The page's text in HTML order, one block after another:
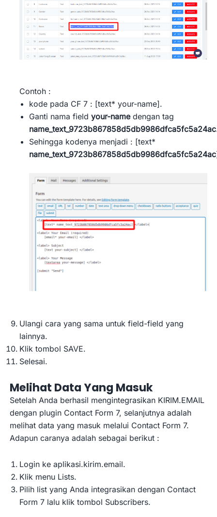
Contoh :
kode pada CF 7 : [text* your-name].
Ganti nama field your-namedengan tag
name_text_9723b867858d5db9986dfca5fc5a24ac
Sehingga kodenya menjadi : [text*
name_text_9723b867858d5db9986dfca5fc5a24ac
Ulangi cara yang sama untuk field-field yang
lainnya.
Klik tombol SAVE.
Selesai.
Melihat Data Yang Masuk
Setelah Anda berhasil mengintegrasikan KIRIM.EMAIL
dengan plugin Contact Form 7, selanjutnya adalah
melihat data yang masuk melalui Contact Form 7.
Adapun caranya adalah sebagai berikut :
Login ke aplikasi.kirim.email.
Klik menu Lists.
Pilih list yang Anda integrasikan dengan Contact
Form 7 lalu klik tombol Subscribers.